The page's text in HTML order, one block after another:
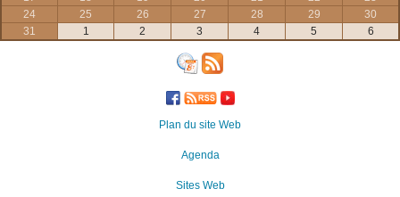
24
25 26 27 28 29
30
31
1 2 3 4 5 6
Plan du site Web
Agenda
Sites Web